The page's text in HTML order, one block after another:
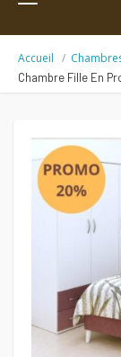
Accueil
Chambre Fille En